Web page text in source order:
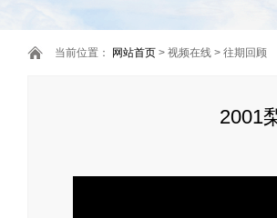
当前位置： 网站首页 > 视频在线 > 往期回顾
2001